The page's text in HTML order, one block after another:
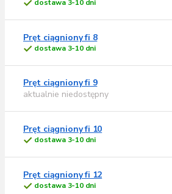
dostawa 3-10 dni
Pręt ciągniony fi 8
dostawa 3-10 dni
Pręt ciągniony fi 9
aktualnie niedostępny
Pręt ciągniony fi 10
dostawa 3-10 dni
Pręt ciągniony fi 12
dostawa 3-10 dni